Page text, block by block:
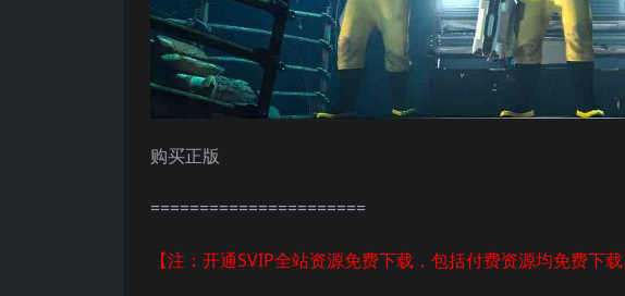
购买正版
======================
【注：开通SVIP全站资源免费下载，包括付费资源均免费下载